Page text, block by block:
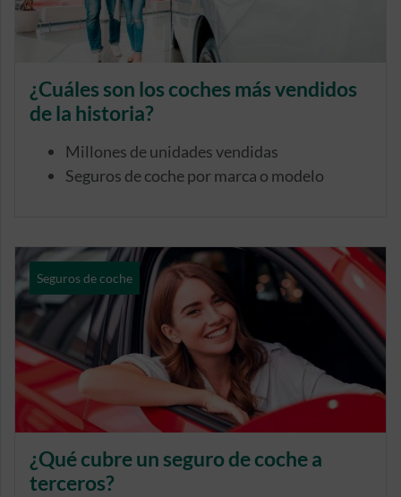
¿Cuáles son los coches más vendidos
de la historia?
Millones de unidades vendidas
Seguros de coche por marca o modelo
Seguros de coche
¿Qué cubre un seguro de coche a
terceros?